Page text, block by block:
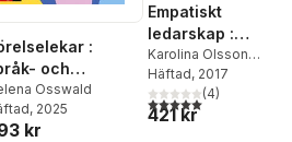
:
och
Osswald
, 2025
kr
Empatiskt
ledarskap :
samspel i
barngruppen
Karolina Olsson
Newman
Häftad, 2017
5,0utav 5 stjärnor.
(4)
421 kr